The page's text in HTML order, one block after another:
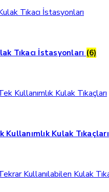
Tıkacı İstasyonları (6)
Kullanımlık Kulak Tıkaçları